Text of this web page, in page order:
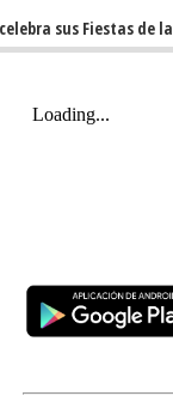
sus Fiestas de la